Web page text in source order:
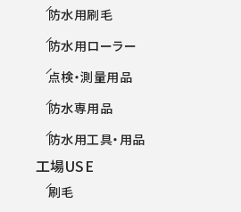
防水用刷毛
防水用ローラー
点検・測量用品
防水専用品
防水用工具・用品
工場USE
刷毛